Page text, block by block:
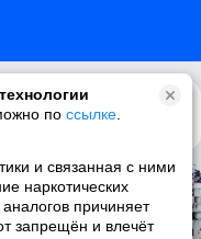
по ссылке
и связанная с ними
наркотических
причиняет
запрещён и влечёт